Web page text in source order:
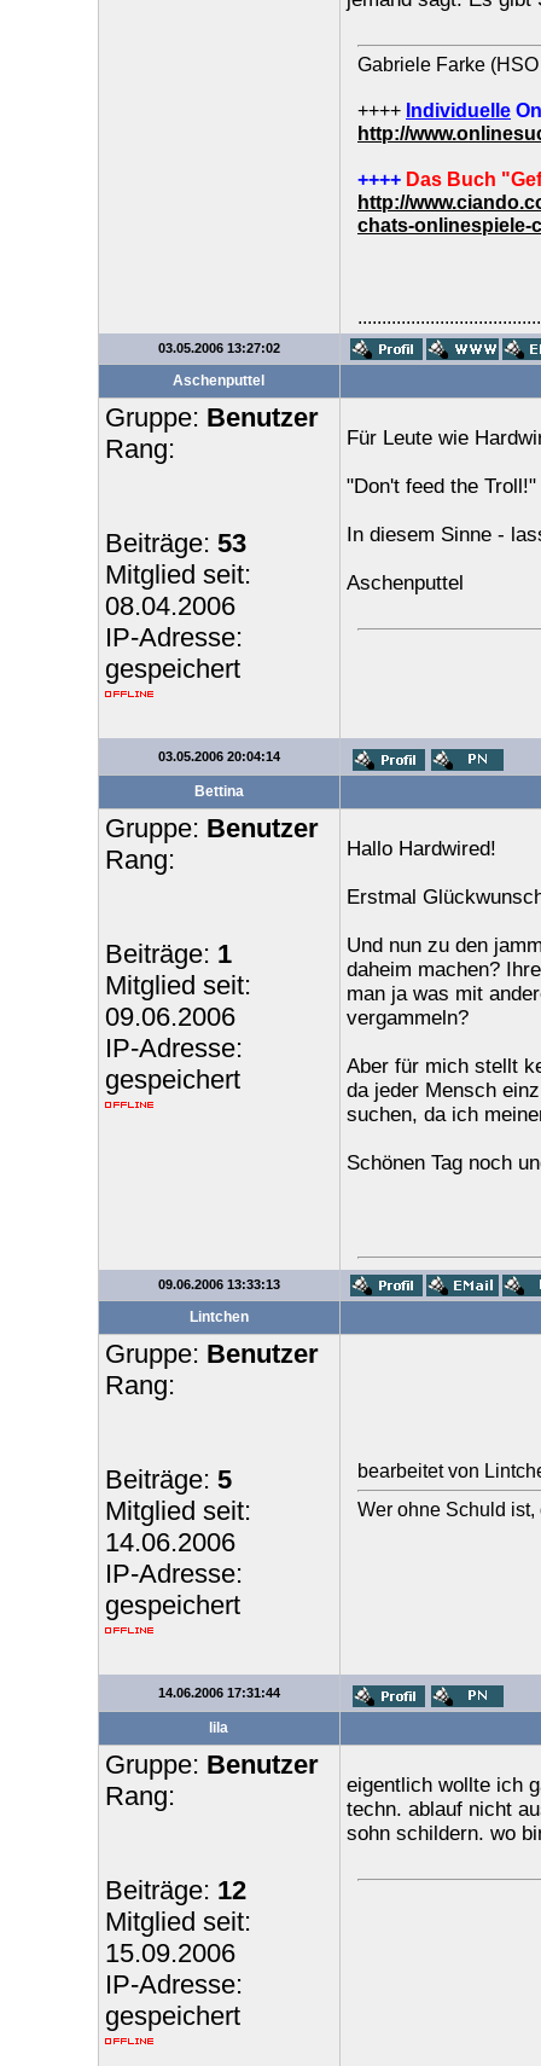
Gabriele Farke (HSO
++++ Individuelle
http://
++++ Das Buch
http://
chats-onlinespiele-
03.05.2006 13:27:02
Aschenputtel
Gruppe: Benutzer
Rang:
Beiträge: 53
Mitglied seit:
08.04.2006
IP-Adresse:
gespeichert
Für Leute wie
"Don't feed the Troll!"
In diesem Sinne -
Aschenputtel
03.05.2006 20:04:14
Bettina
Gruppe: Benutzer
Rang:
Beiträge: 1
Mitglied seit:
09.06.2006
IP-Adresse:
gespeichert
Hallo Hardwired!
Erstmal
Und nun zu den
daheim machen?
man ja was mit
vergammeln?
Aber für mich stellt
da jeder Mensch
suchen, da ich
Schönen Tag noch
09.06.2006 13:33:13
Lintchen
Gruppe: Benutzer
Rang:
Beiträge: 5
Mitglied seit:
14.06.2006
IP-Adresse:
gespeichert
bearbeitet von
Wer ohne Schuld
14.06.2006 17:31:44
lila
Gruppe: Benutzer
Rang:
Beiträge: 12
Mitglied seit:
15.09.2006
IP-Adresse:
gespeichert
eigentlich wollte ich
techn. ablauf nicht
sohn schildern. wo